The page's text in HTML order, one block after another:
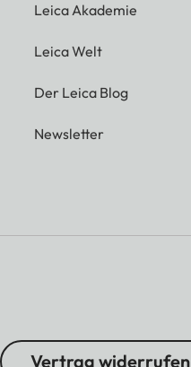
Leica Akademie
Leica Welt
Der Leica Blog
Newsletter
Vertrag widerrufen